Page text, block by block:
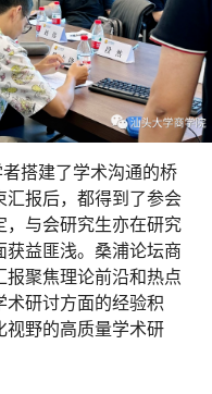
搭建了学术沟通的桥
汇报后，都得到了参会
，与会研究生亦在研究
获益匪浅。桑浦论坛商
报聚焦理论前沿和热点
术研讨方面的经验积
视野的高质量学术研